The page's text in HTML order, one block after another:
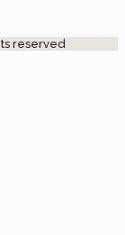
reserved